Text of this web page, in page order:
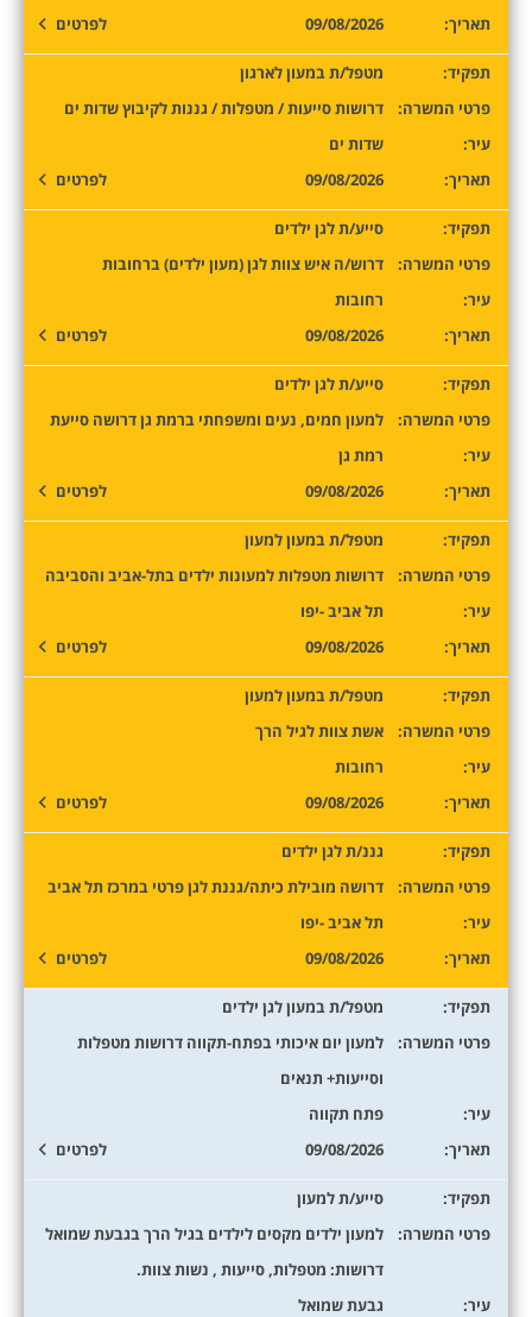
תאריך:
09/08/2026 לפרטים
תפקיד:
מטפל/ת במעון לארגון
פרטי המשרה:
דרושות סייעות / מטפלות / גננות לקיבוץ שדות ים
עיר:
שדות ים
תאריך:
09/08/2026 לפרטים
תפקיד:
סייע/ת לגן ילדים
פרטי המשרה:
דרוש/ה איש צוות לגן (מעון ילדים) ברחובות
עיר:
רחובות
תאריך:
09/08/2026 לפרטים
תפקיד:
סייע/ת לגן ילדים
פרטי המשרה:
למעון חמים, נעים ומשפחתי ברמת גן דרושה סייעת
עיר:
רמת גן
תאריך:
09/08/2026 לפרטים
תפקיד:
מטפל/ת במעון למעון
פרטי המשרה:
דרושות מטפלות למעונות ילדים בתל-אביב והסביבה
עיר:
תל אביב -יפו
תאריך:
09/08/2026 לפרטים
תפקיד:
מטפל/ת במעון למעון
פרטי המשרה:
אשת צוות לגיל הרך
עיר:
רחובות
תאריך:
09/08/2026 לפרטים
תפקיד:
גננ/ת לגן ילדים
פרטי המשרה:
דרושה מובילת כיתה/גננת לגן פרטי במרכז תל אביב
עיר:
תל אביב -יפו
תאריך:
09/08/2026 לפרטים
תפקיד:
מטפל/ת במעון לגן ילדים
פרטי המשרה:
למעון יום איכותי בפתח-תקווה דרושות מטפלות
וסייעות+ תנאים
עיר:
פתח תקווה
תאריך:
09/08/2026 לפרטים
תפקיד:
סייע/ת למעון
פרטי המשרה:
למעון ילדים מקסים לילדים בגיל הרך בגבעת שמואל
דרושות: מטפלות, סייעות , נשות צוות.
עיר:
גבעת שמואל